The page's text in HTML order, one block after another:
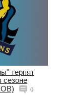
терпят
сезоне
0